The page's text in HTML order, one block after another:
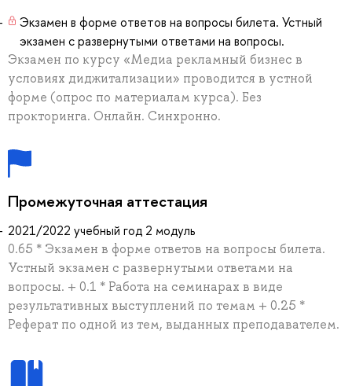
Экзамен в форме ответов на вопросы билета. Устный
экзамен с развернутыми ответами на вопросы.
Экзамен по курсу «Медиа рекламный бизнес в
условиях диджитализации» проводится в устной
форме (опрос по материалам курса). Без
прокторинга. Онлайн. Синхронно.
Промежуточная аттестация
2021/2022 учебный год 2 модуль
0.65 * Экзамен в форме ответов на вопросы билета.
Устный экзамен с развернутыми ответами на
вопросы. + 0.1 * Работа на семинарах в виде
результативных выступлений по темам + 0.25 *
Реферат по одной из тем, выданных преподавателем.